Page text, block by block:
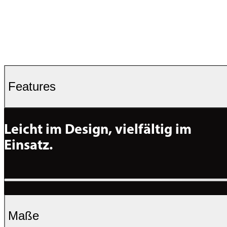
Features
Leicht im Design, vielfältig im
Einsatz.
Maße